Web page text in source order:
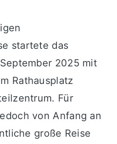
startete das
2025 mit
Rathausplatz
Für
von Anfang an
große Reise